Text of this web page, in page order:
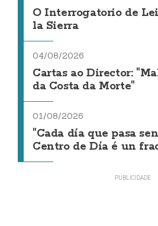
O Interrogatorio de
la Sierra
04/08/2026
Cartas ao Director:
da Costa da Morte"
01/08/2026
"Cada día que pasa
Centro de Día é un